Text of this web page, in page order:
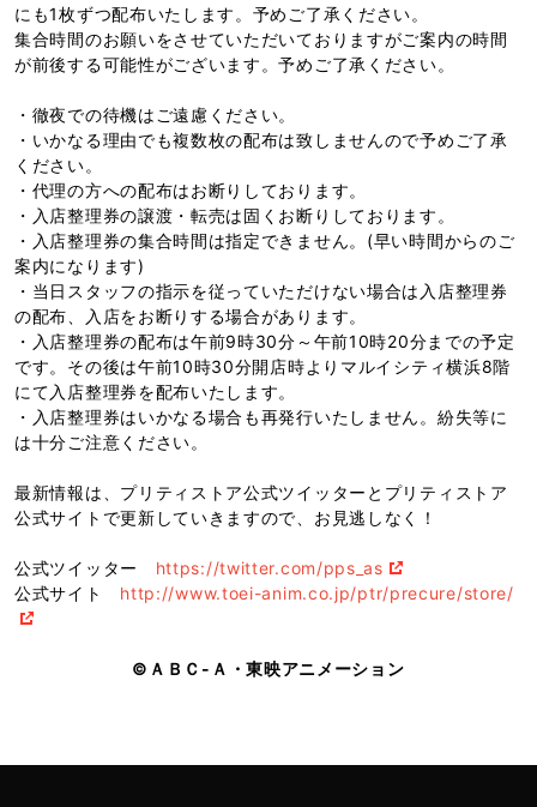
にも1枚ずつ配布いたします。予めご了承ください。
集合時間のお願いをさせていただいておりますがご案内の時間
が前後する可能性がございます。予めご了承ください。
・徹夜での待機はご遠慮ください。
・いかなる理由でも複数枚の配布は致しませんので予めご了承
ください。
・代理の方への配布はお断りしております。
・入店整理券の譲渡・転売は固くお断りしております。
・入店整理券の集合時間は指定できません。(早い時間からのご
案内になります)
・当日スタッフの指示を従っていただけない場合は入店整理券
の配布、入店をお断りする場合があります。
・入店整理券の配布は午前9時30分～午前10時20分までの予定
です。その後は午前10時30分開店時よりマルイシティ横浜8階
にて入店整理券を配布いたします。
・入店整理券はいかなる場合も再発行いたしません。紛失等に
は十分ご注意ください。
最新情報は、プリティストア公式ツイッターとプリティストア
公式サイトで更新していきますので、お見逃しなく！
公式ツイッター https://twitter.com/pps_as
公式サイト http://www.toei-anim.co.jp/ptr/precure/store/
©ＡＢＣ-Ａ・東映アニメーション